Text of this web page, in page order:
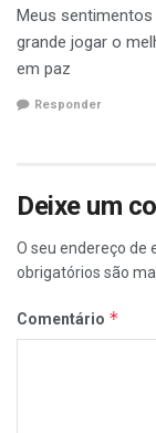
Meus
grande jogar o
em paz
Responder
Deixe um
O seu endereço de
obrigatórios são
Comentário *